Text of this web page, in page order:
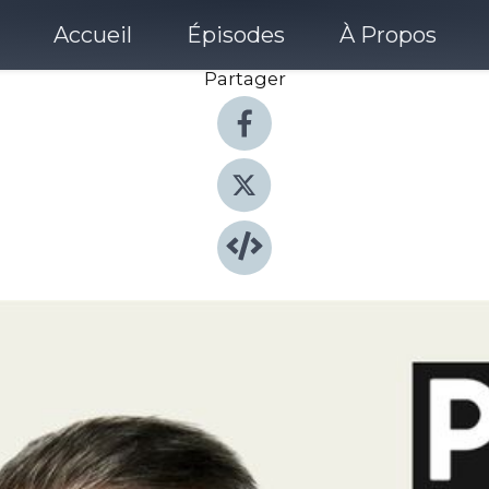
Accueil Épisodes À Propos
Partager